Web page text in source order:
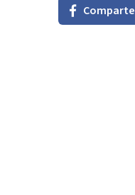
Comparte